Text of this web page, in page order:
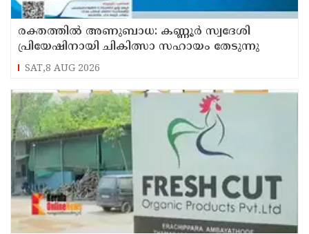
രക്തത്തിൽ അണുബാധ: കണ്ണൂർ സ്വദേശി
പ്രിയേഷിനായി ചികിത്സാ സഹായം തേടുന്നു
SAT,8 AUG 2026